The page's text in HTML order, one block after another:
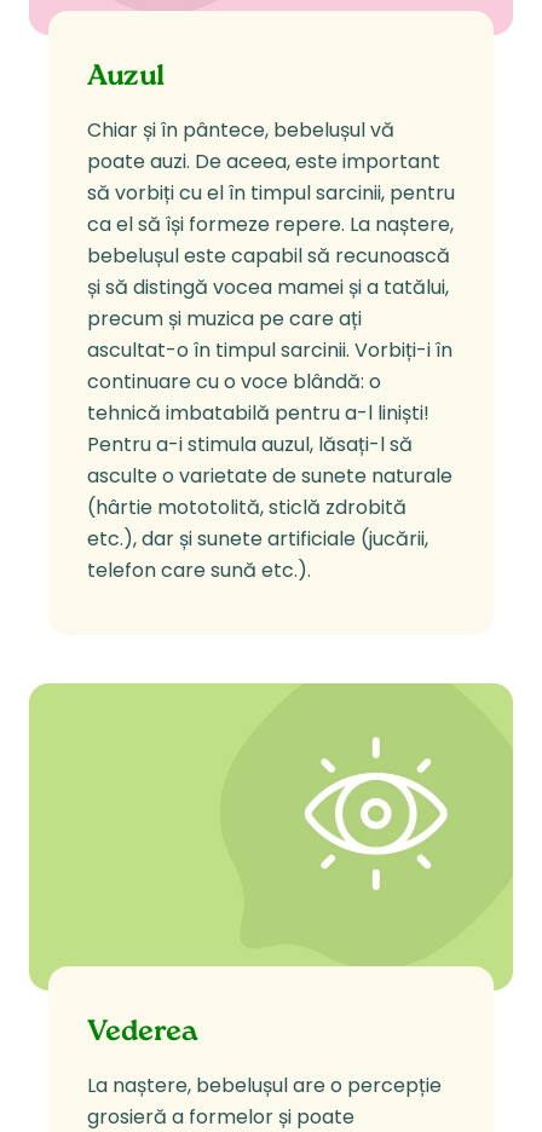
Auzul
Chiar și în pântece, bebelușul vă
poate auzi. De aceea, este important
să vorbiți cu el în timpul sarcinii, pentru
ca el să își formeze repere. La naștere,
bebelușul este capabil să recunoască
și să distingă vocea mamei și a tatălui,
precum și muzica pe care ați
ascultat-o în timpul sarcinii. Vorbiți-i în
continuare cu o voce blândă: o
tehnică imbatabilă pentru a-l liniști!
Pentru a-i stimula auzul, lăsați-l să
asculte o varietate de sunete naturale
(hârtie mototolită, sticlă zdrobită
etc.), dar și sunete artificiale (jucării,
telefon care sună etc.).
Vederea
La naștere, bebelușul are o percepție
grosieră a formelor și poate